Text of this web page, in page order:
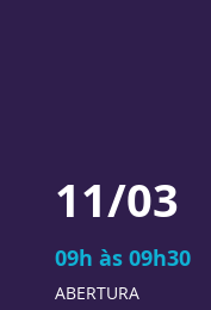
11/03
09h às 09h30
ABERTURA